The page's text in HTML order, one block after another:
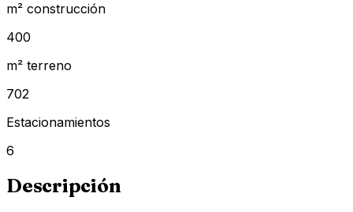
m² construcción
400
m² terreno
702
Estacionamientos
6
Descripción